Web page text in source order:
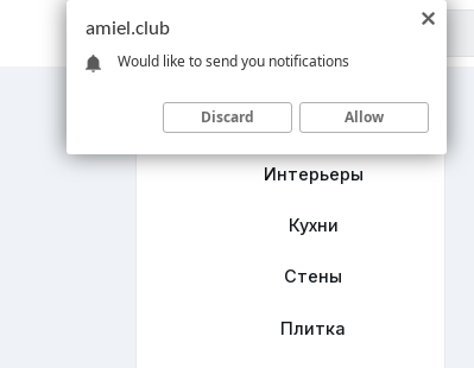
Главная
Интерьеры
Кухни
Стены
Плитка
amiel.club
Would like to send you notifications
Discard Allow